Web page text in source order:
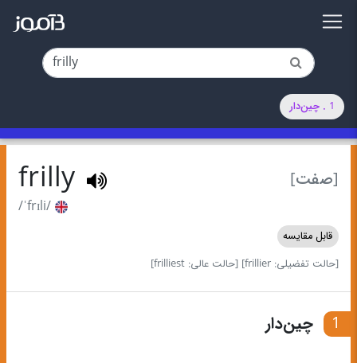
1 . چین‌دار
[صفت] frilly
/ˈfrɪli/
قابل مقایسه
[حالت تفضیلی: frillier]
[حالت عالی: frilliest]
1 چین‌دار